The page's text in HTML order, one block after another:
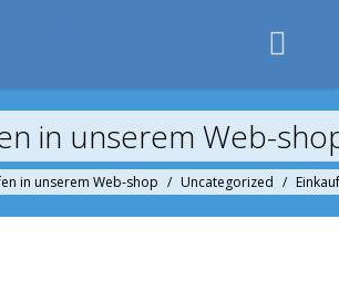
in unserem Web-
in unserem Web-shop / Uncategorized /